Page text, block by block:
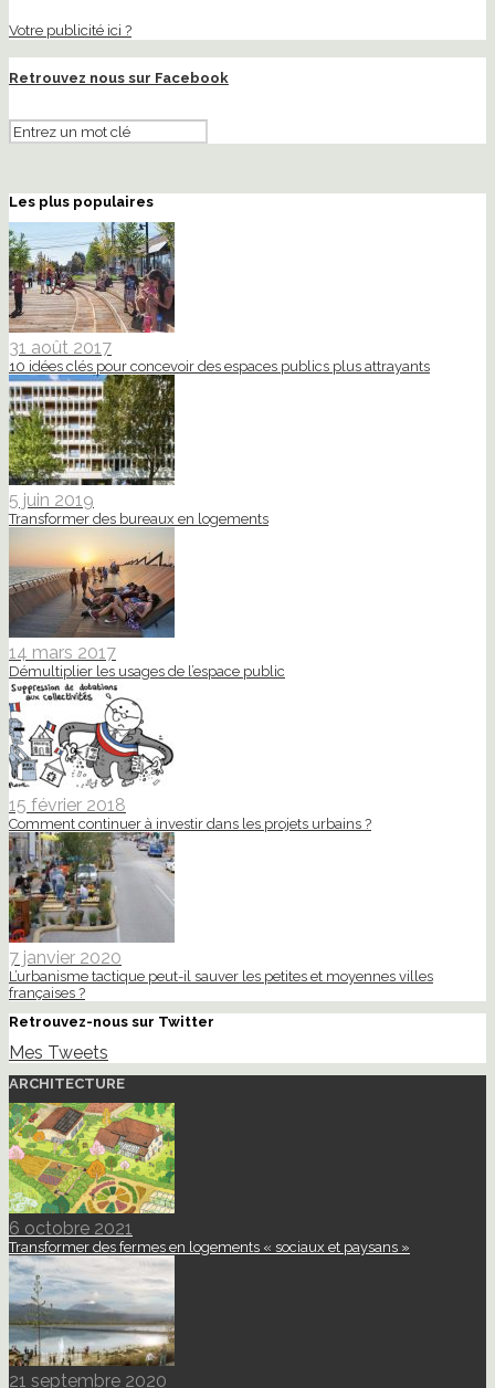
Votre publicité ici ?
Retrouvez nous sur Facebook
Les plus populaires
31 août 2017
10 idées clés pour concevoir des espaces publics plus attrayants
5 juin 2019
Transformer des bureaux en logements
14 mars 2017
Démultiplier les usages de l’espace public
15 février 2018
Comment continuer à investir dans les projets urbains ?
7 janvier 2020
L’urbanisme tactique peut-il sauver les petites et moyennes villes
françaises ?
Retrouvez-nous sur Twitter
Mes Tweets
ARCHITECTURE
6 octobre 2021
Transformer des fermes en logements « sociaux et paysans »
21 septembre 2020